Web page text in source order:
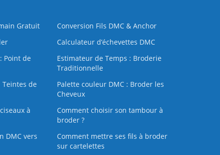
Gratuit
Conversion Fils DMC & Anchor
Calculateur d’échevettes DMC
Point de
Estimateur de Temps : Broderie
Traditionnelle
Teintes de
Palette couleur DMC : Broder les
Cheveux
à
Comment choisir son tambour à
broder ?
DMC vers
Comment mettre ses fils à broder
sur cartelettes